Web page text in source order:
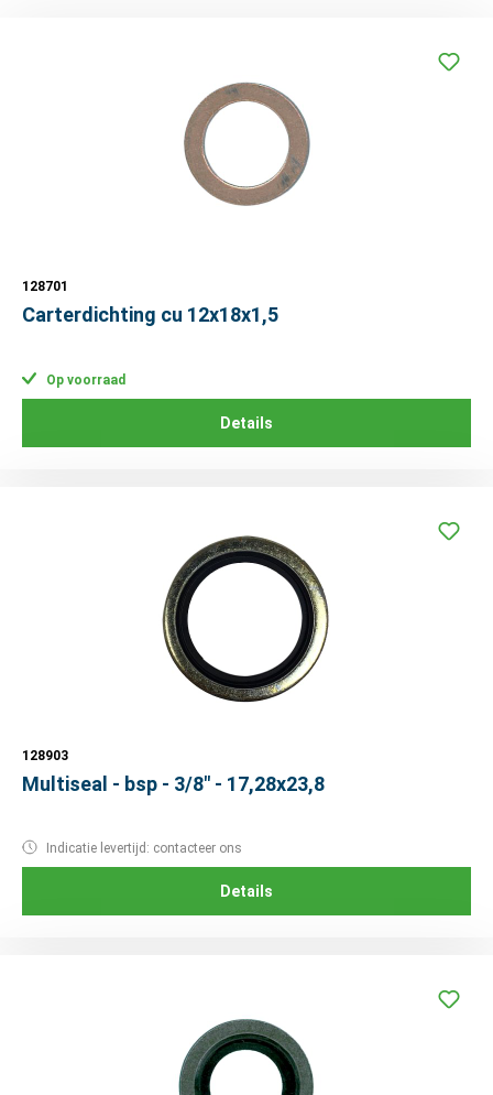
128701
Carterdichting cu 12x18x1,5
Op voorraad
Details
128903
Multiseal - bsp - 3/8" - 17,28x23,8
Indicatie levertijd: contacteer ons
Details